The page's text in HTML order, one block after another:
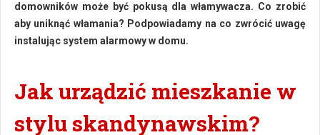
domowników może być pokusą dla włamywacza. Co zrobić
aby uniknąć włamania? Podpowiadamy na co zwrócić uwagę
instalując system alarmowy w domu.
Jak urządzić mieszkanie w
stylu skandynawskim?